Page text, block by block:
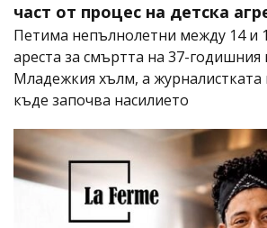
част от процес на детска
Петима непълнолетни между 14 и
ареста за смъртта на 37-
Младежкия хълм, а журналистката
къде започва насилието